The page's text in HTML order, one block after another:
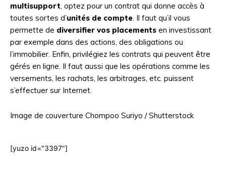
multisupport , optez pour un contrat qui donne accès à
toutes sortes d’unités de compte . Il faut qu’il vous
permette de diversifier vos placements en investissant
par exemple dans des actions, des obligations ou
l’immobilier. Enfin, privilégiez les contrats qui peuvent être
gérés en ligne. Il faut aussi que les opérations comme les
versements, les rachats, les arbitrages, etc. puissent
s’effectuer sur Internet.
Image de couverture Chompoo Suriyo / Shutterstock
[yuzo id="3397"]